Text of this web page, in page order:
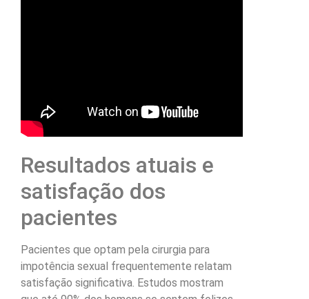
Resultados atuais e
satisfação dos
pacientes
Pacientes que optam pela cirurgia para
impotência sexual frequentemente relatam
satisfação significativa. Estudos mostram